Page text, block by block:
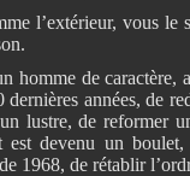
l’extérieur, vous le
homme de caractère,
dernières années, de
lustre, de reformer
est devenu un
1968, de rétablir